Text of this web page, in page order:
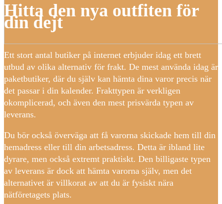
Hitta den nya outfiten för
din dejt
Ett stort antal butiker på internet erbjuder idag ett brett
utbud av olika alternativ för frakt. De mest använda idag är
paketbutiker, där du själv kan hämta dina varor precis när
det passar i din kalender. Frakttypen är verkligen
okomplicerad, och även den mest prisvärda typen av
leverans.
Du bör också överväga att få varorna skickade hem till din
hemadress eller till din arbetsadress. Detta är ibland lite
dyrare, men också extremt praktiskt. Den billigaste typen
av leverans är dock att hämta varorna själv, men det
alternativet är villkorat av att du är fysiskt nära
nätföretagets plats.